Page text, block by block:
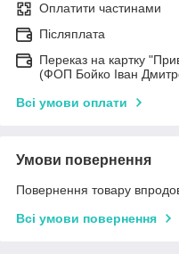
Оплатити частинами
Післяплата
Переказ на картку
(ФОП Бойко Іван
Всі умови оплати
Умови повернення
Повернення товару
Всі умови повернення